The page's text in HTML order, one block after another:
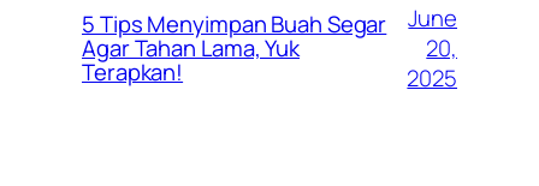
5 Tips Menyimpan Buah Segar
Agar Tahan Lama, Yuk
Terapkan!
June
20,
2025